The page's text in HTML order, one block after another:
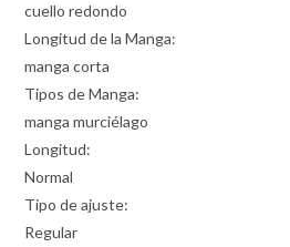
cuello redondo
Longitud de la Manga:
manga corta
Tipos de Manga:
manga murciélago
Longitud:
Normal
Tipo de ajuste:
Regular